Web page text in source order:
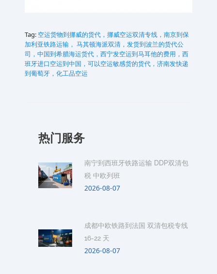
Tag: 空运货物到挪威的货代，挪威空运双清专线，南京到保
加利亚铁路运输， 马其顿海派双清，发货到波兰的货代公
司，中国到希腊海运货代，西宁发空运到马耳他的费用，西
班牙进口空运到中国，可以空运敏感货的货代，济南发快递
到葡萄牙，化工品空运
热门服务
南宁到西班牙铁路运输 DDP双清包
税 中欧列班
2026-08-07
成都中欧铁路到法国 双清包税专线
16-22 天
2026-08-07